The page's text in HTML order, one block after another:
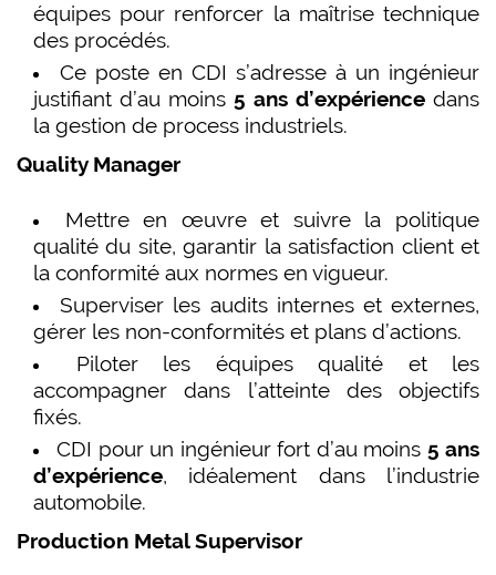
équipes pour renforcer la maîtrise technique
des procédés.
Ce poste en CDI s’adresse à un ingénieur
justifiant d’au moins 5 ans d’expérience dans
la gestion de process industriels.
Quality Manager
Mettre en œuvre et suivre la politique
qualité du site, garantir la satisfaction client et
la conformité aux normes en vigueur.
Superviser les audits internes et externes,
gérer les non-conformités et plans d’actions.
Piloter les équipes qualité et les
accompagner dans l’atteinte des objectifs
fixés.
CDI pour un ingénieur fort d’au moins 5 ans
d’expérience, idéalement dans l’industrie
automobile.
Production Metal Supervisor